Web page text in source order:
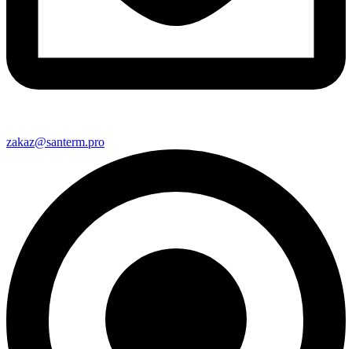
zakaz@santerm.pro